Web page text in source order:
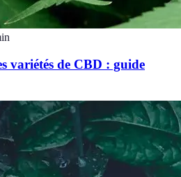
variétés de CBD : guide